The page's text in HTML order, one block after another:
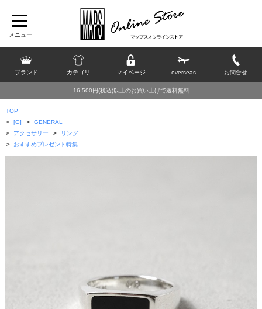
ブランド カテゴリ マイページ overseas お問合せ
16,500円(税込)以上のお買い上げで送料無料
TOP
> [G] > GENERAL
> アクセサリー > リング
> おすすめプレゼント特集